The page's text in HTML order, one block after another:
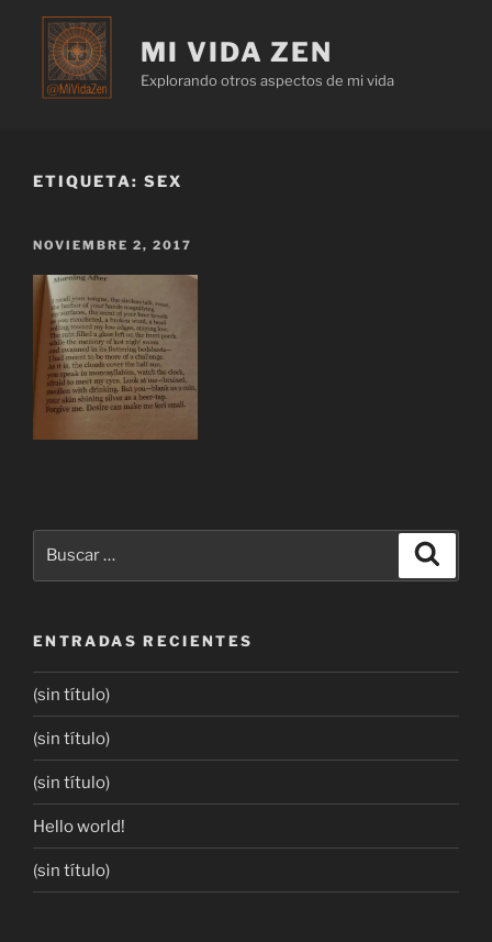
MI VIDA ZEN
Explorando otros aspectos de mi vida
ETIQUETA: SEX
NOVIEMBRE 2, 2017
ENTRADAS RECIENTES
(sin título)
(sin título)
(sin título)
Hello world!
(sin título)